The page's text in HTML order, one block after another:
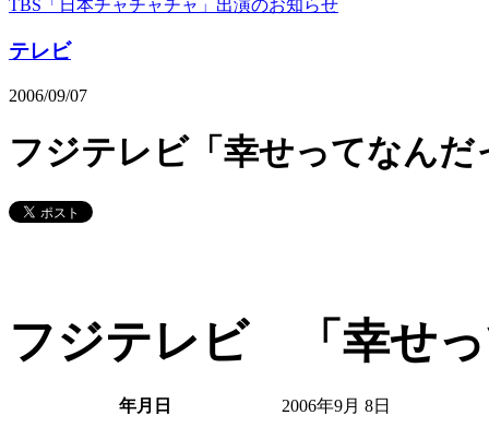
TBS「日本チャチャチャ」出演のお知らせ
テレビ
2006/09/07
フジテレビ「幸せってなん
フジテレビ 「幸せ
年月日 2006年9月 8日